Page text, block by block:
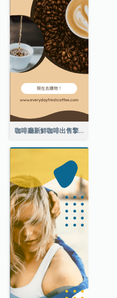
咖啡廳新鮮咖啡出售擎天柱廣告